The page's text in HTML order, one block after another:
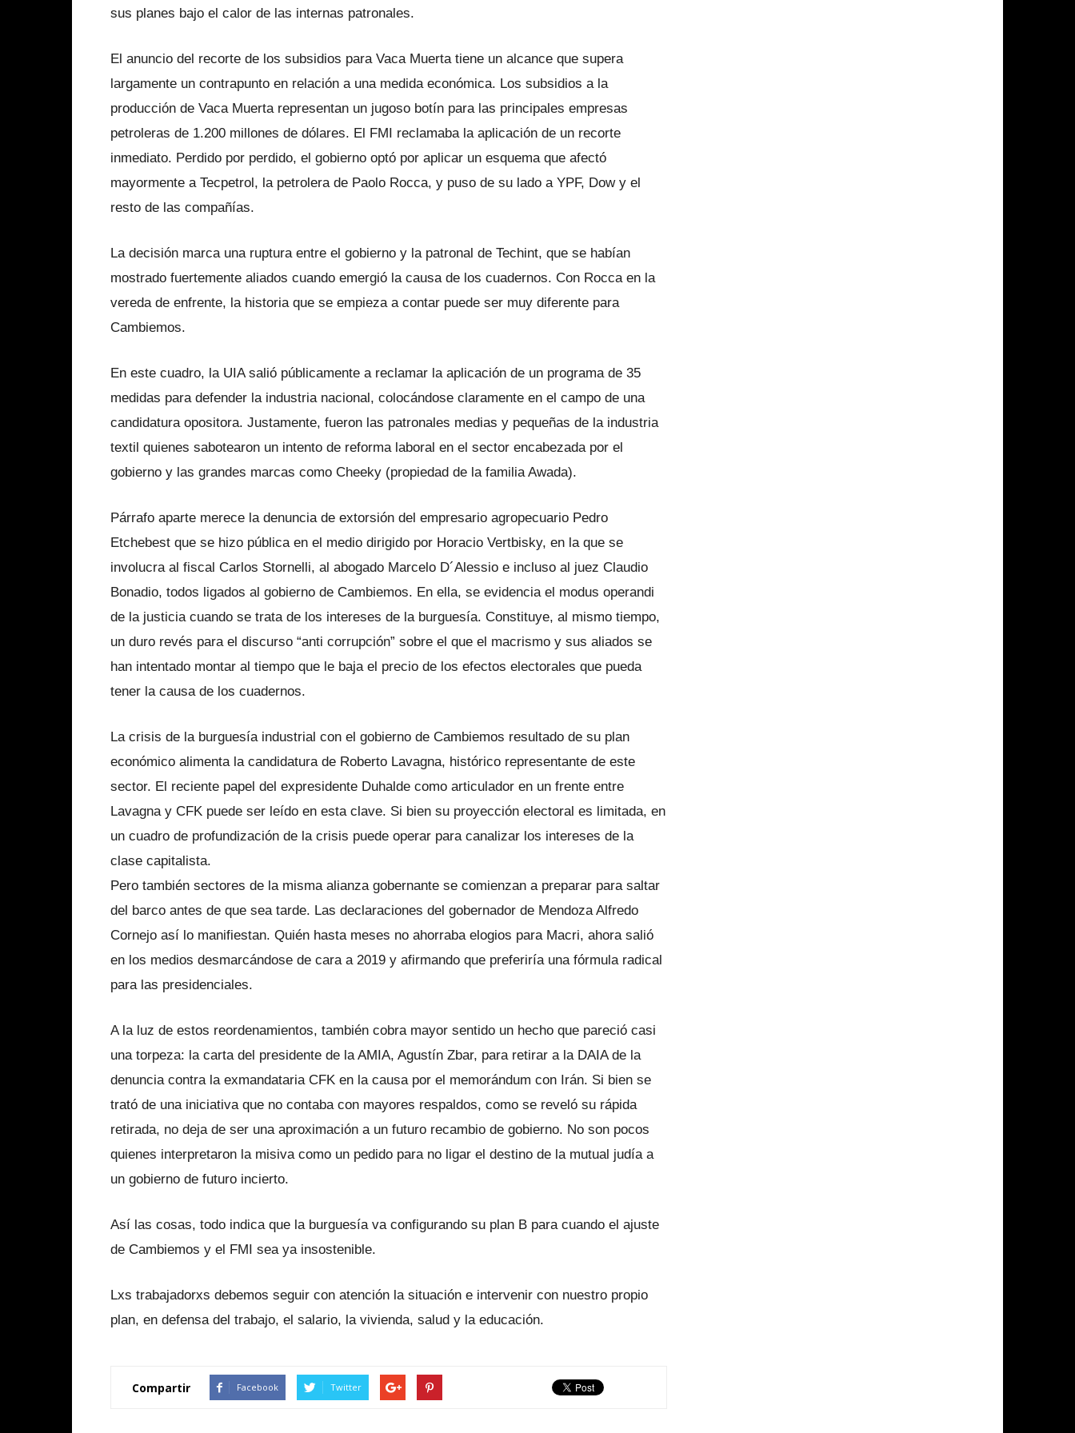
sus planes bajo el calor de las internas patronales.
El anuncio del recorte de los subsidios para Vaca Muerta tiene un alcance que supera
largamente un contrapunto en relación a una medida económica. Los subsidios a la
producción de Vaca Muerta representan un jugoso botín para las principales empresas
petroleras de 1.200 millones de dólares. El FMI reclamaba la aplicación de un recorte
inmediato. Perdido por perdido, el gobierno optó por aplicar un esquema que afectó
mayormente a Tecpetrol, la petrolera de Paolo Rocca, y puso de su lado a YPF, Dow y el
resto de las compañías.
La decisión marca una ruptura entre el gobierno y la patronal de Techint, que se habían
mostrado fuertemente aliados cuando emergió la causa de los cuadernos. Con Rocca en la
vereda de enfrente, la historia que se empieza a contar puede ser muy diferente para
Cambiemos.
En este cuadro, la UIA salió públicamente a reclamar la aplicación de un programa de 35
medidas para defender la industria nacional, colocándose claramente en el campo de una
candidatura opositora. Justamente, fueron las patronales medias y pequeñas de la industria
textil quienes sabotearon un intento de reforma laboral en el sector encabezada por el
gobierno y las grandes marcas como Cheeky (propiedad de la familia Awada).
Párrafo aparte merece la denuncia de extorsión del empresario agropecuario Pedro
Etchebest que se hizo pública en el medio dirigido por Horacio Vertbisky, en la que se
involucra al fiscal Carlos Stornelli, al abogado Marcelo D´Alessio e incluso al juez Claudio
Bonadio, todos ligados al gobierno de Cambiemos. En ella, se evidencia el modus operandi
de la justicia cuando se trata de los intereses de la burguesía. Constituye, al mismo tiempo,
un duro revés para el discurso “anti corrupción” sobre el que el macrismo y sus aliados se
han intentado montar al tiempo que le baja el precio de los efectos electorales que pueda
tener la causa de los cuadernos.
La crisis de la burguesía industrial con el gobierno de Cambiemos resultado de su plan
económico alimenta la candidatura de Roberto Lavagna, histórico representante de este
sector. El reciente papel del expresidente Duhalde como articulador en un frente entre
Lavagna y CFK puede ser leído en esta clave. Si bien su proyección electoral es limitada, en
un cuadro de profundización de la crisis puede operar para canalizar los intereses de la
clase capitalista.
Pero también sectores de la misma alianza gobernante se comienzan a preparar para saltar
del barco antes de que sea tarde. Las declaraciones del gobernador de Mendoza Alfredo
Cornejo así lo manifiestan. Quién hasta meses no ahorraba elogios para Macri, ahora salió
en los medios desmarcándose de cara a 2019 y afirmando que preferiría una fórmula radical
para las presidenciales.
A la luz de estos reordenamientos, también cobra mayor sentido un hecho que pareció casi
una torpeza: la carta del presidente de la AMIA, Agustín Zbar, para retirar a la DAIA de la
denuncia contra la exmandataria CFK en la causa por el memorándum con Irán. Si bien se
trató de una iniciativa que no contaba con mayores respaldos, como se reveló su rápida
retirada, no deja de ser una aproximación a un futuro recambio de gobierno. No son pocos
quienes interpretaron la misiva como un pedido para no ligar el destino de la mutual judía a
un gobierno de futuro incierto.
Así las cosas, todo indica que la burguesía va configurando su plan B para cuando el ajuste
de Cambiemos y el FMI sea ya insostenible.
Lxs trabajadorxs debemos seguir con atención la situación e intervenir con nuestro propio
plan, en defensa del trabajo, el salario, la vivienda, salud y la educación.
Compartir Facebook Twitter